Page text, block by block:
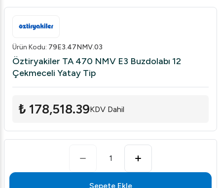
Ürün Kodu: 79E3.47NMV.03
Öztiryakiler TA 470 NMV E3 Buzdolabı 12
Çekmeceli Yatay Tip
₺ 178,518.39KDV Dahil
1
Sepete Ekle